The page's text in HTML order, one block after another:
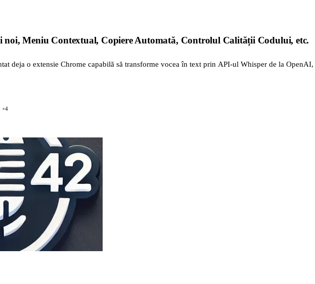
noi, Meniu Contextual, Copiere Automată, Controlul Calității Codului, etc.
deja o extensie Chrome capabilă să transforme vocea în text prin API-ul Whisper de la
+4